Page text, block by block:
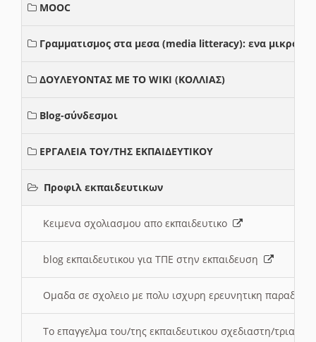
MOOC
Γραμματισμος στα μεσα (media litteracy): ενα μικρο
ΔΟΥΛΕΥΟΝΤΑΣ ΜΕ ΤΟ WIKI (ΚΟΛΛΙΑΣ)
Blog-σύνδεσμοι
ΕΡΓΑΛΕΙΑ ΤΟΥ/ΤΗΣ ΕΚΠΑΙΔΕΥΤΙΚΟΥ
Προφιλ εκπαιδευτικων
Κειμενα σχολιασμου απο εκπαιδευτικο
blog εκπαιδευτικου για ΤΠΕ στην εκπαιδευση
Ομαδα σε σχολειο με πολυ ισχυρη ερευνητικη
Το επαγγελμα του/της εκπαιδευτικου σχεδιαστη/τριας